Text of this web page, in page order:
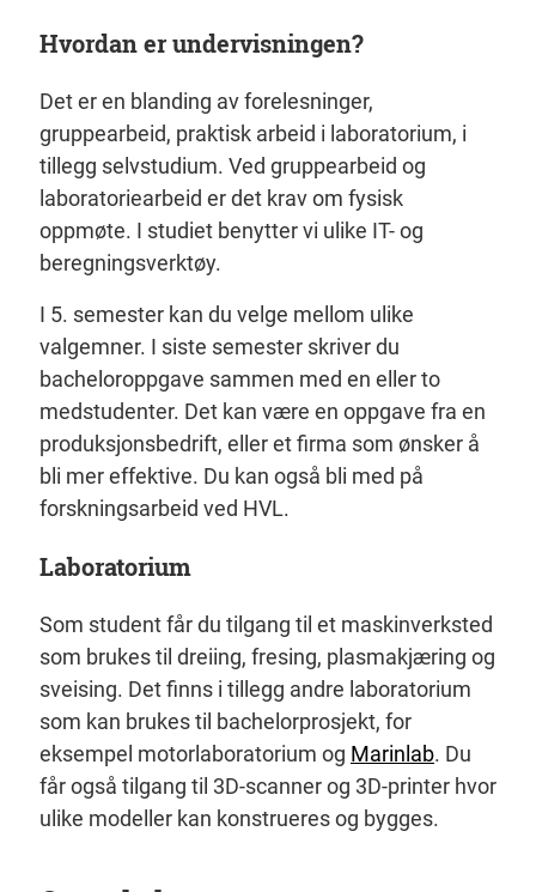
Hvordan er undervisningen?
Det er en blanding av forelesninger,
gruppearbeid, praktisk arbeid i laboratorium, i
tillegg selvstudium. Ved gruppearbeid og
laboratoriearbeid er det krav om fysisk
oppmøte. I studiet benytter vi ulike IT- og
beregningsverktøy.
I 5. semester kan du velge mellom ulike
valgemner. I siste semester skriver du
bacheloroppgave sammen med en eller to
medstudenter. Det kan være en oppgave fra en
produksjonsbedrift, eller et firma som ønsker å
bli mer effektive. Du kan også bli med på
forskningsarbeid ved HVL.
Laboratorium
Som student får du tilgang til et maskinverksted
som brukes til dreiing, fresing, plasmakjæring og
sveising. Det finns i tillegg andre laboratorium
som kan brukes til bachelorprosjekt, for
eksempel motorlaboratorium og Marinlab. Du
får også tilgang til 3D-scanner og 3D-printer hvor
ulike modeller kan konstrueres og bygges.